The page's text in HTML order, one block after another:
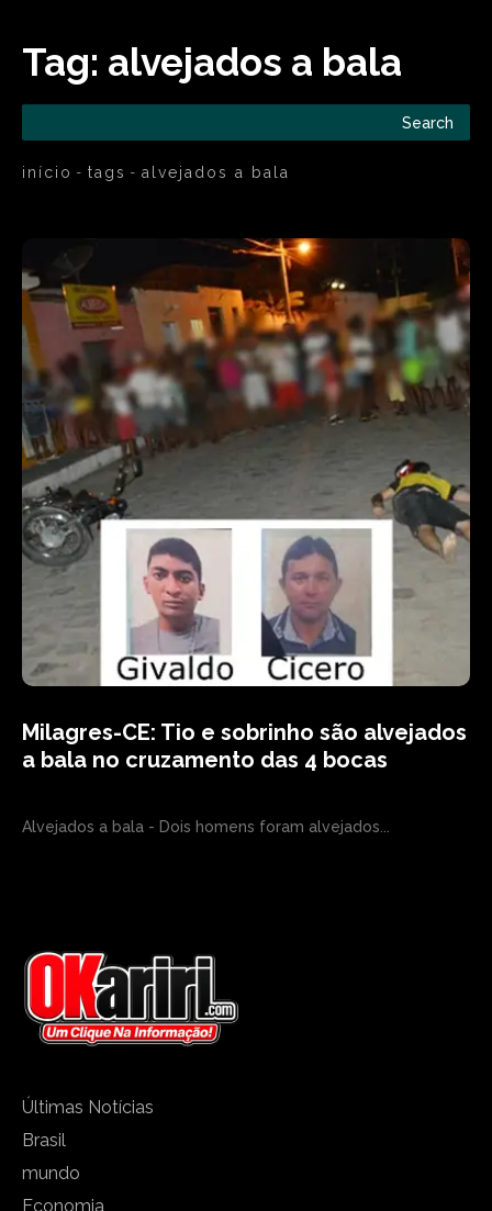
Tag: alvejados a bala
Search
início tags alvejados a bala
Milagres-CE: Tio e sobrinho são alvejados
a bala no cruzamento das 4 bocas
Alvejados a bala - Dois homens foram alvejados...
Últimas Notícias
Brasil
mundo
Economia